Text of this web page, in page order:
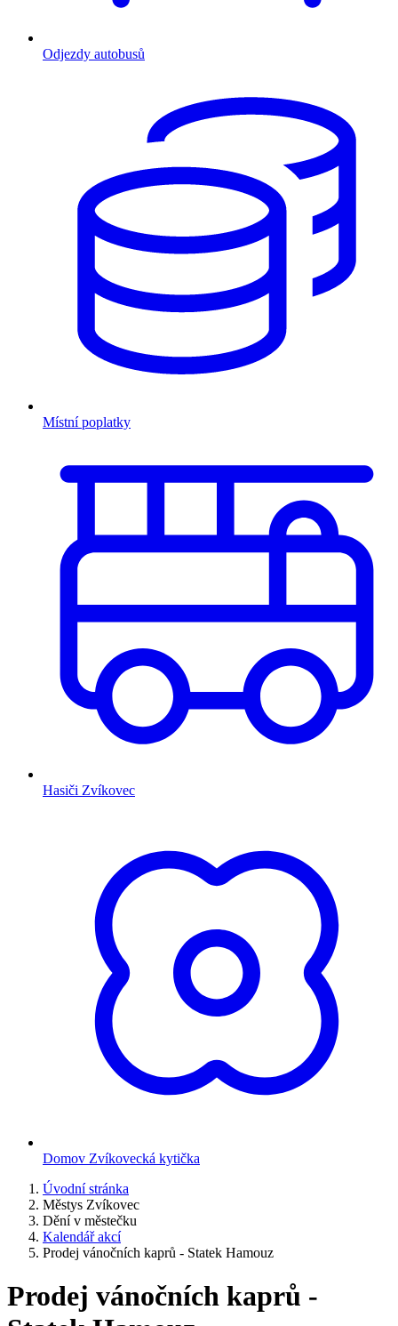
Odjezdy autobusů
Místní poplatky
Hasiči Zvíkovec
Domov Zvíkovecká kytička
Úvodní stránka
Městys Zvíkovec
Dění v městečku
Kalendář akcí
Prodej vánočních kaprů - Statek Hamouz
Prodej vánočních kaprů -